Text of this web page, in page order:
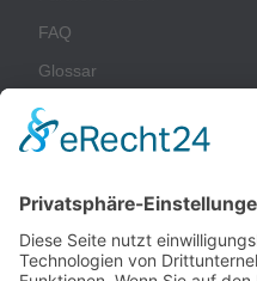
FAQ
Glossar
Unternehmen
Impressum
Datenschutz